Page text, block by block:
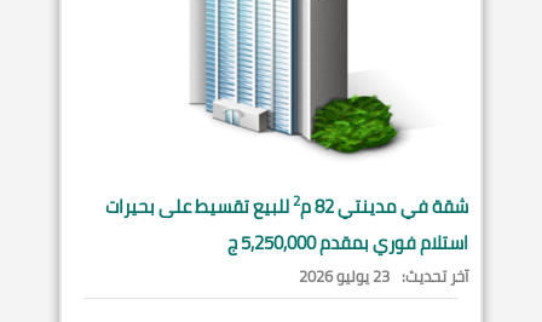
شقة فيمدينتي 2للبيع تقسيط على بحيرات
استلام فوري بمقدم 5,250,000 ج
آخر تحديث: 23 يوليو 2026